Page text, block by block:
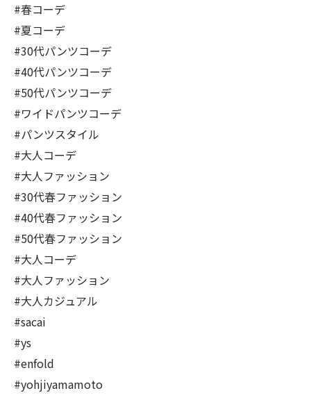
#春コーデ
#夏コーデ
#30代パンツコーデ
#40代パンツコーデ
#50代パンツコーデ
#ワイドパンツコーデ
#パンツスタイル
#大人コーデ
#大人ファッション
#30代春ファッション
#40代春ファッション
#50代春ファッション
#大人コーデ
#大人ファッション
#大人カジュアル
#sacai
#ys
#enfold
#yohjiyamamoto